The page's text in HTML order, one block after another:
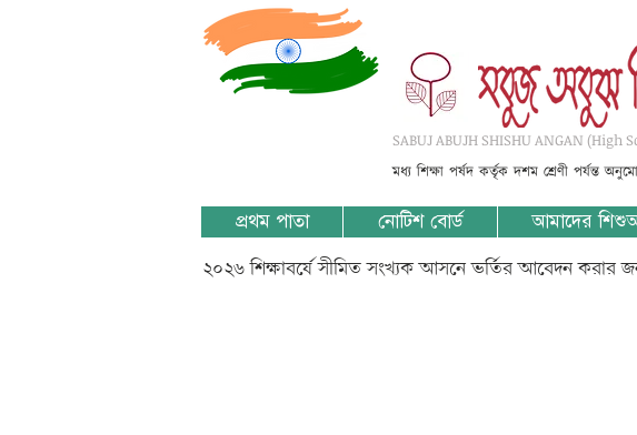
SABUJ ABUJH SHISHU ANGAN
মধ্য শিক্ষা পর্ষদ কর্তৃক দশম শ্রেণী পর্যন্ত
প্রথম পাতা নোটিশ বোর্ড আমাদের
২০২৬ শিক্ষাবর্ষে সীমিত সংখ্যক আসনে ভর্তির আবেদন করার